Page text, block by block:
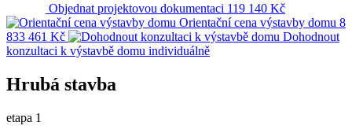
Objednat projektovou dokumentaci 119 140 Kč
Orientační cena výstavby domu 8
833 461 Kč
Dohodnout
konzultaci k výstavbě domu individuálně
Hrubá stavba
etapa 1